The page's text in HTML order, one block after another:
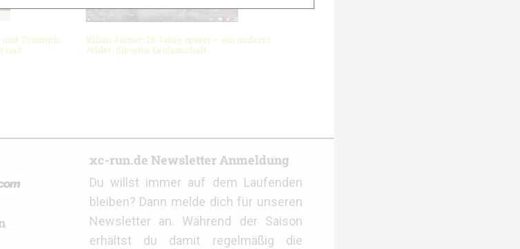
und Triumph:
und
Kilian Jornet: 15 Jahre später – ein anderer
Athlet, dieselbe Leidenschaft
xc-run.de Newsletter Anmeldung
Du willst immer auf dem Laufenden
bleiben? Dann melde dich für unseren
Newsletter an. Während der Saison
erhältst du damit regelmäßig die